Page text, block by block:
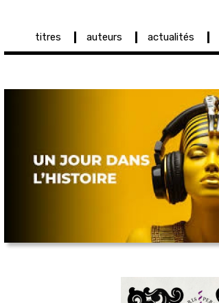
principale
titres auteurs actualités